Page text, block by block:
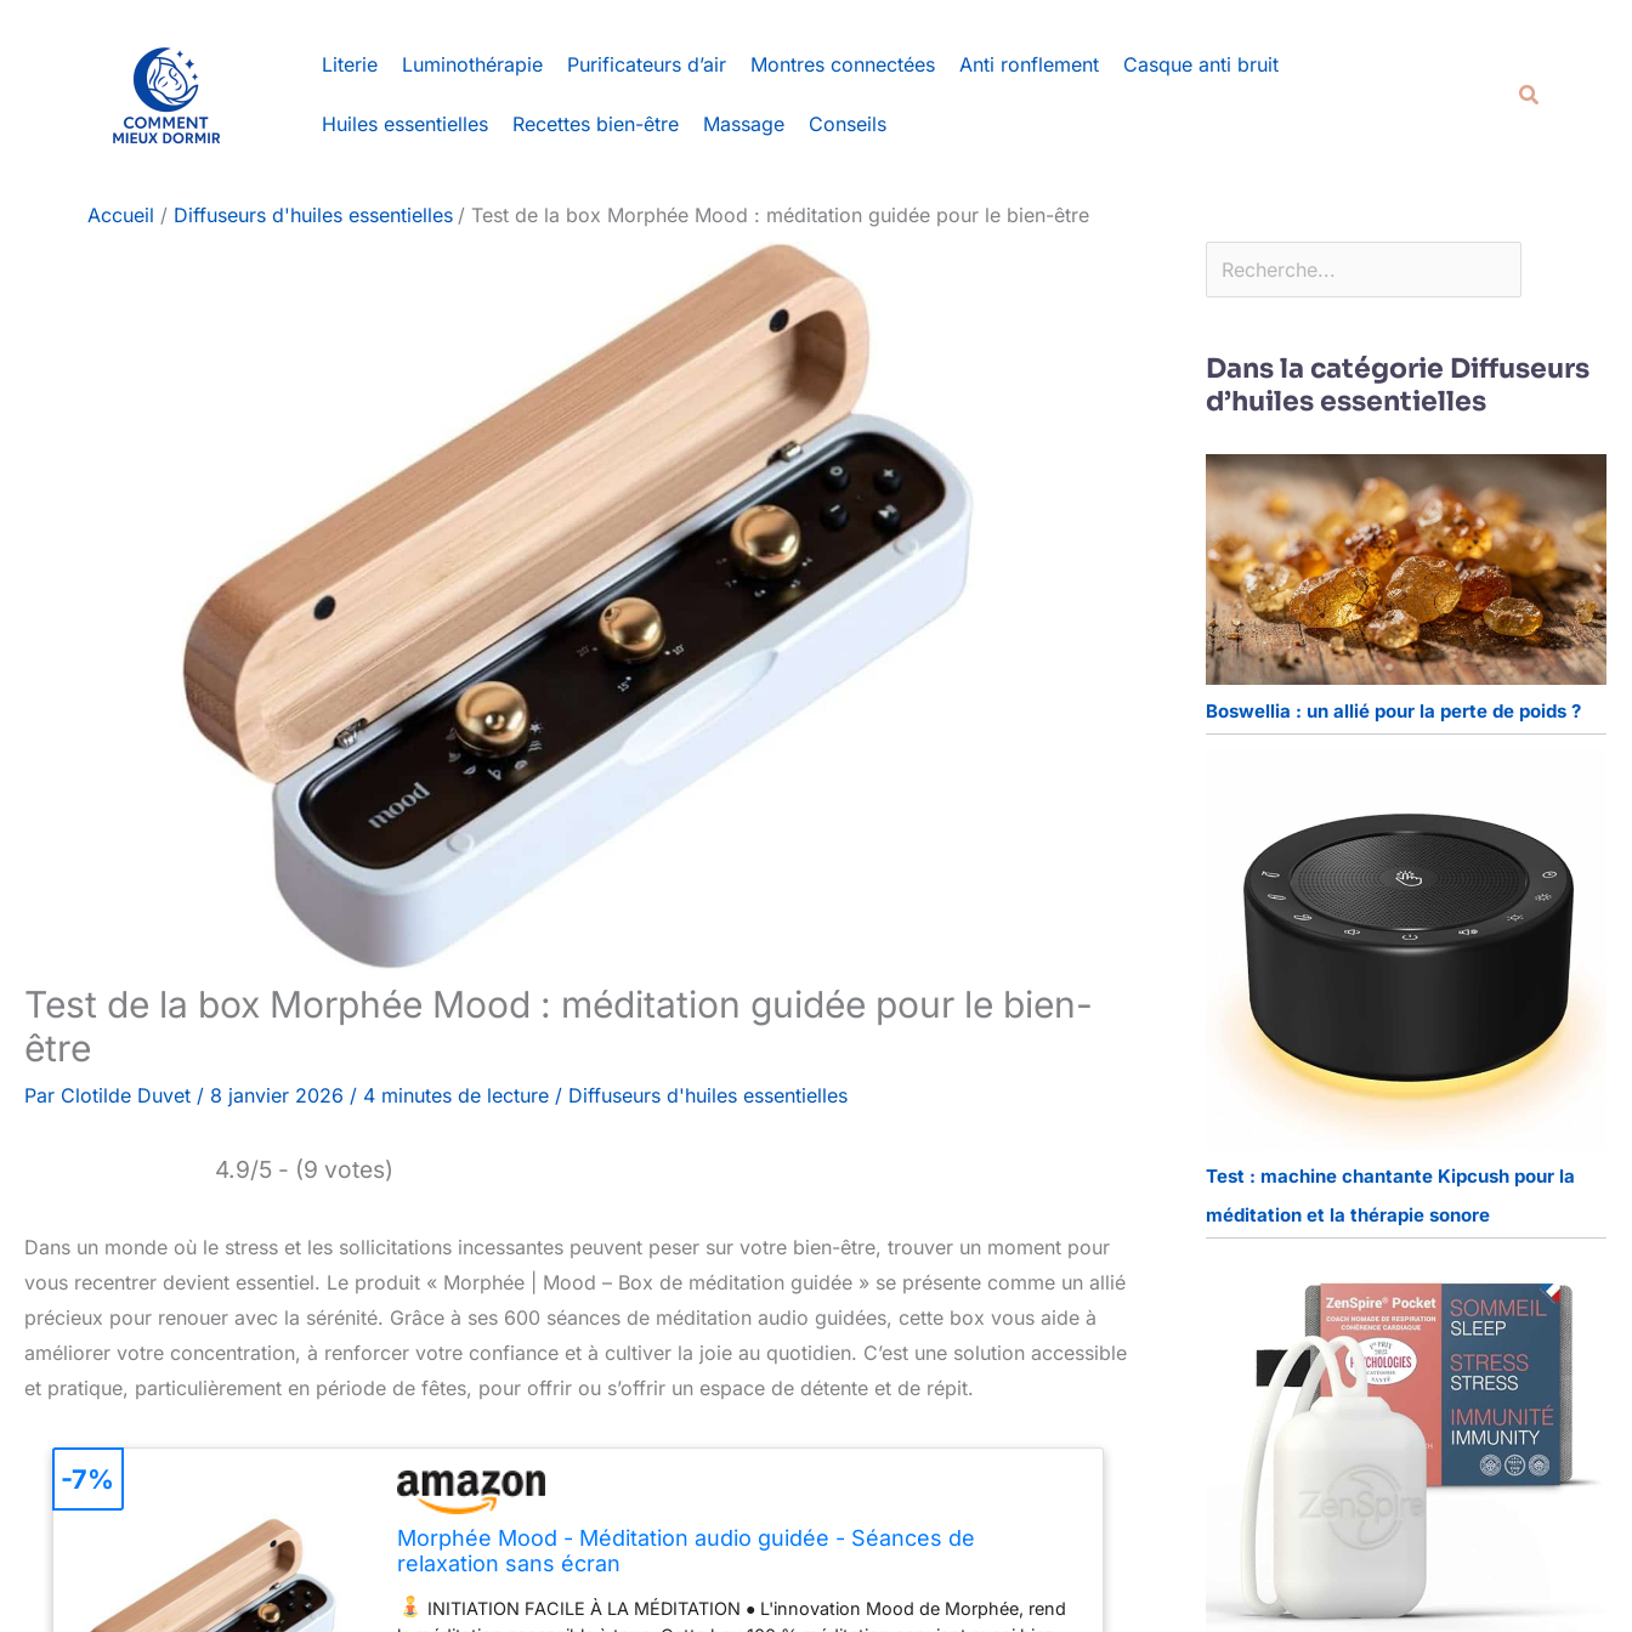
Literie Luminothérapie Purificateurs d’air Montres connectées Anti ronflement Casque anti bruit
Huiles essentielles Recettes bien-être Massage Conseils
Accueil Diffuseurs d'huiles essentielles Test de la box Morphée Mood : méditation guidée pour le bien-être
Test de la box Morphée Mood : méditation guidée pour le bien-
être
Par Clotilde Duvet / 8 janvier 2026 / 4 minutes de lecture / Diffuseurs d'huiles essentielles
4.9/5 - (9 votes)
Dans un monde où le stress et les sollicitations incessantes peuvent peser sur votre bien-être, trouver un moment pour
vous recentrer devient essentiel. Le produit « Morphée | Mood – Box de méditation guidée » se présente comme un allié
précieux pour renouer avec la sérénité. Grâce à ses 600 séances de méditation audio guidées, cette box vous aide à
améliorer votre concentration, à renforcer votre confiance et à cultiver la joie au quotidien. C’est une solution accessible
et pratique, particulièrement en période de fêtes, pour offrir ou s’offrir un espace de détente et de répit.
Morphée Mood - Méditation audio guidée - Séances de
relaxation sans écran
INITIATION FACILE À LA MÉDITATION ● L'innovation Mood de Morphée, rend
-7%
Dans la catégorie Diffuseurs
d’huiles essentielles
Boswellia : un allié pour la perte de poids ?
Test : machine chantante Kipcush pour la
méditation et la thérapie sonore